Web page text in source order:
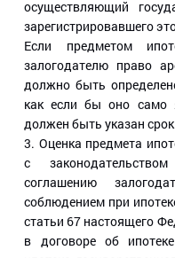
осуществляющий
зарегистрировавшего
Если предметом
залогодателю право
должно быть
как если бы оно само
должен быть указан
3. Оценка предмета
с
соглашению
соблюдением при
статьи 67 настоящего
в договоре об